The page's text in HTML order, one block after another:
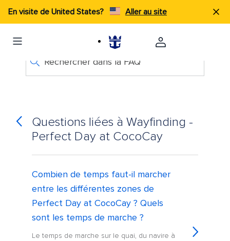
En visite de United States? Aller au site
Rechercher dans la FAQ
Questions liées à Wayfinding -
Perfect Day at CocoCay
Combien de temps faut-il marcher
entre les différentes zones de
Perfect Day at CocoCay ? Quels
sont les temps de marche ?
Le temps de marche sur le quai, du navire à